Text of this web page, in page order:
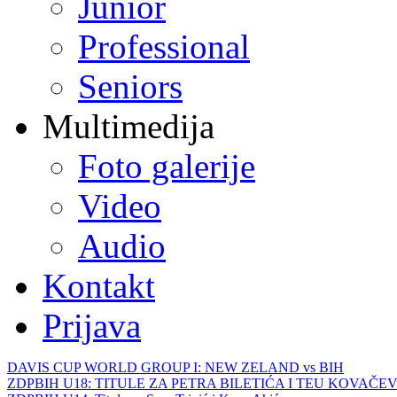
Professional
Seniors
Multimedija
Foto galerije
Video
Audio
Kontakt
Prijava
DAVIS CUP WORLD GROUP I: NEW ZELAND vs BIH
ZDPBIH U18: TITULE ZA PETRA BILETIĆA I TEU